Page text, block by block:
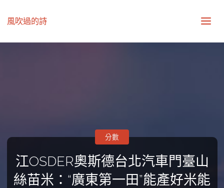
風吹過的詩
江OSDER奧斯德台北汽車門臺山
絲苗米：“廣東第一田”能產好米能
分數